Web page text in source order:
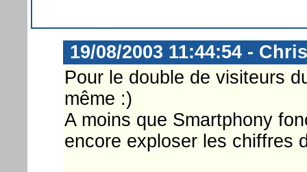
19/08/2003 11:44:54 -
Pour le double de visiteurs
même :)
A moins que Smartphony
encore exploser les chiffres